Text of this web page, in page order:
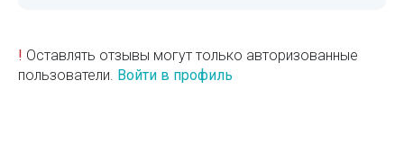
! Оставлять отзывы могут только авторизованные
пользователи. Войти в профиль